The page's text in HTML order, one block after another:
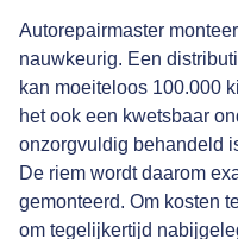
Autorepairmaster
nauwkeurig. Een
kan moeiteloos 100.000
het ook een kwetsbaar
onzorgvuldig behandeld
De riem wordt daarom
gemonteerd. Om kosten
om tegelijkertijd